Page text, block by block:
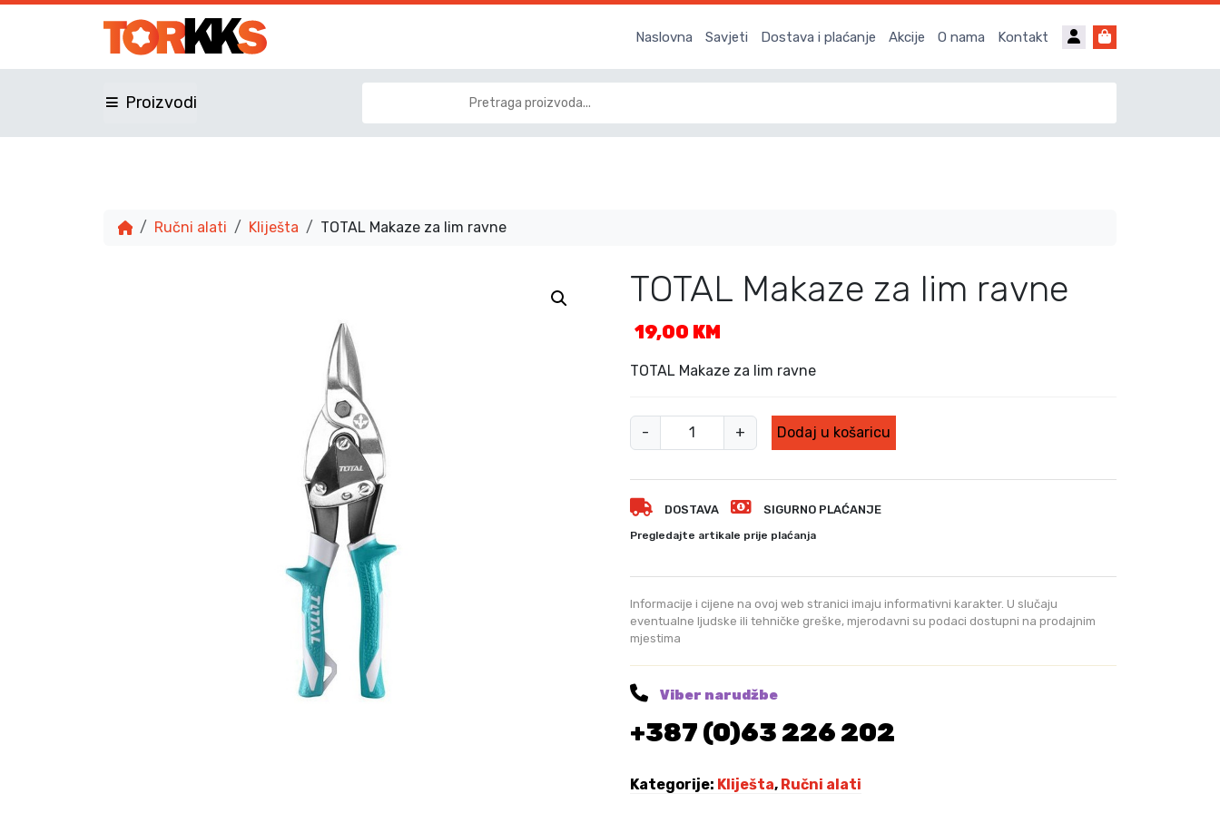
Naslovna Savjeti Dostava i plaćanje Akcije O nama Kontakt Account
Cart
Proizvodi
Ručni alati Kliješta TOTAL Makaze za lim ravne
TOTAL Makaze za lim ravne
19,00 KM
TOTAL Makaze za lim ravne
-
O
L
M
k
a
z
e
z
a
i
+ Dodaj u košaricu
DOSTAVA SIGURNO PLAĆANJE
Pregledajte artikale prije plaćanja
Informacije i cijene na ovoj web stranici imaju informativni karakter. U slučaju
eventualne ljudske ili tehničke greške, mjerodavni su podaci dostupni na prodajnim
mjestima
Viber narudžbe
+387 (0)63 226 202
Kategorije: Kliješta, Ručni alati